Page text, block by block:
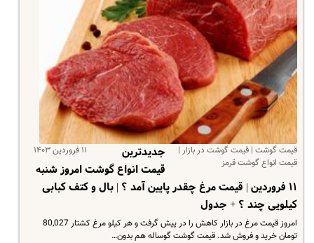
قیمت گوشت | قیمت گوشت در بازار |
قیمت انواع گوشت قرمز
۱۱ فروردین ۱۴۰۳
جدیدترین
قیمت انواع گوشت امروز شنبه
۱۱ فروردین | قیمت مرغ چقدر پایین آمد ؟ | بال و کتف کبابی
کیلویی چند ؟ + جدول
امروز قیمت مرغ در بازار کاهش را در پیش گرفت و هر کیلو مرغ کشتار 80,027
تومان خرید و فروش شد. قیمت گوشت گوساله هم بدون…